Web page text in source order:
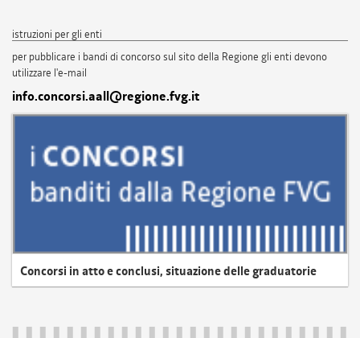
istruzioni per gli enti
per pubblicare i bandi di concorso sul sito della Regione gli enti devono
utilizzare l'e-mail
info.concorsi.aall@regione.fvg.it
Concorsi in atto e conclusi, situazione delle graduatorie